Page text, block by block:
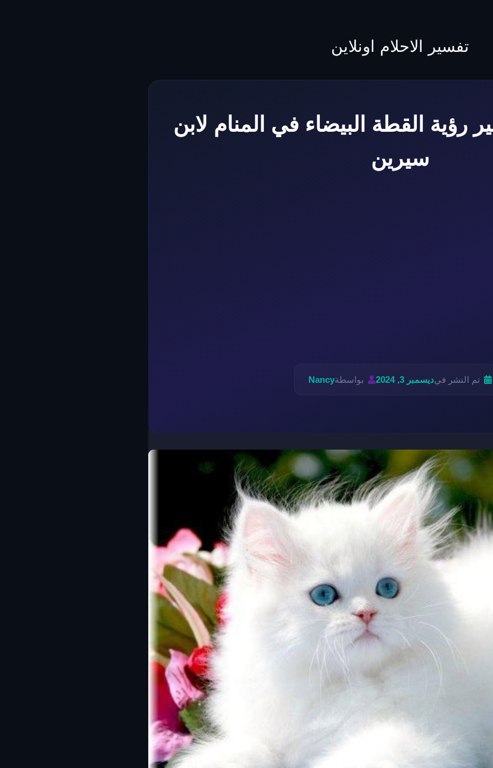
تفسير الاحلام اونلاين
القطة البيضاء في المنام لابن
سيرين
تم النشر فيديسمبر 3, 2024 بواسطةNancy